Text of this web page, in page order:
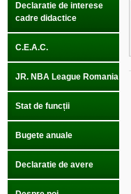
Declaratie de interese
cadre didactice
C.E.A.C.
JR. NBA League Romania
Stat de funcții
Bugete anuale
Declaratie de avere